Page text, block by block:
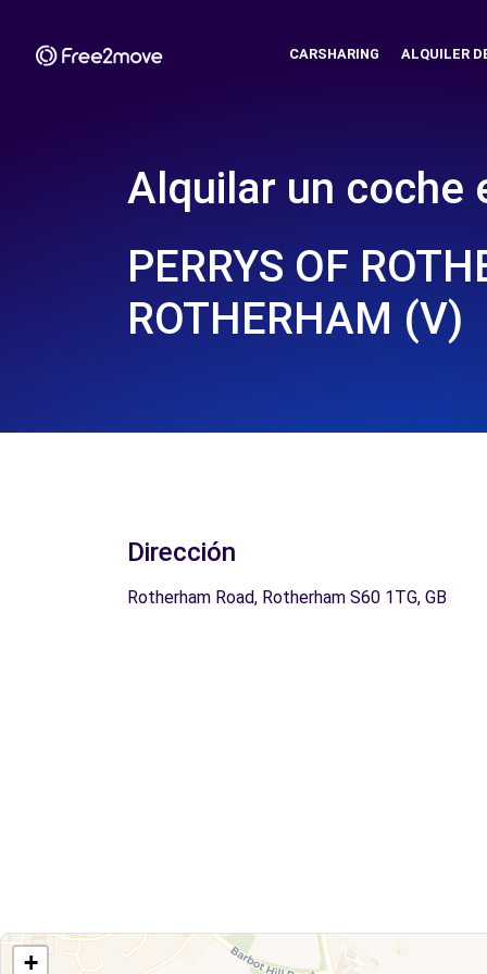
CARSHARING ALQUILER
Alquilar un coche
PERRYS OF
ROTHERHAM (V)
Dirección
Rotherham Road, Rotherham S60 1TG, GB
+